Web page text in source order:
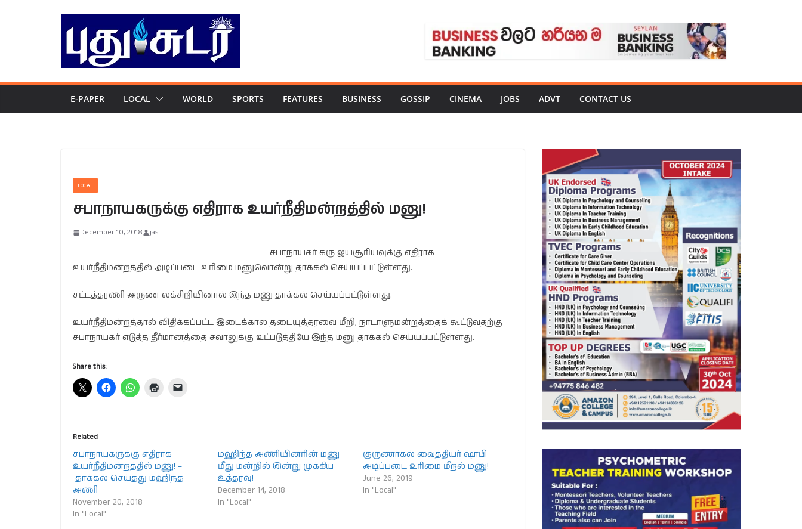
E-PAPER LOCAL WORLD SPORTS FEATURES BUSINESS GOSSIP CINEMA JOBS ADVT CONTACT US
LOCAL
சபாநாயகருக்கு எதிராக உயர்நீதிமன்றத்தில் மனு!
December 10, 2018 jasi
சபாநாயகர் கரு ஜயசூரியவுக்கு எதிராக
உயர்நீதிமன்றத்தில் அடிப்படை உரிமை மனு​வொன்று தாக்கல் செய்யப்பட்டுள்ளது.
சட்டத்தரணி அருண லக்சிறியினால் இந்த மனு தாக்கல் செய்யப்பட்டுள்ளது.
உயர்நீதிமன்றத்தால் விதிக்கப்பட்ட இடைக்கால தடையுத்தரவை மீறி, நாடாளுமன்றத்தைக் கூட்டுவதற்கு
சபாநாயகர் எடுத்த தீர்மானத்தை சவாலுக்கு உட்படுத்தியே இந்த மனு தாக்கல் செய்யப்பட்டுள்ளது.
Share this:
Related
சபாநாயகருக்கு எதிராக
உயர்நீதிமன்றத்தில் மனு! –
தாக்கல் செய்தது மஹிந்த
அணி
November 20, 2018
In "Local"
மஹிந்த அணியினரின் மனு
மீது மன்றில் இன்று முக்கிய
உத்தரவு!
December 14, 2018
In "Local"
குருணாகல் வைத்தியர் ஷாபி
அடிப்படை உரிமை மீறல் மனு!
June 26, 2019
In "Local"